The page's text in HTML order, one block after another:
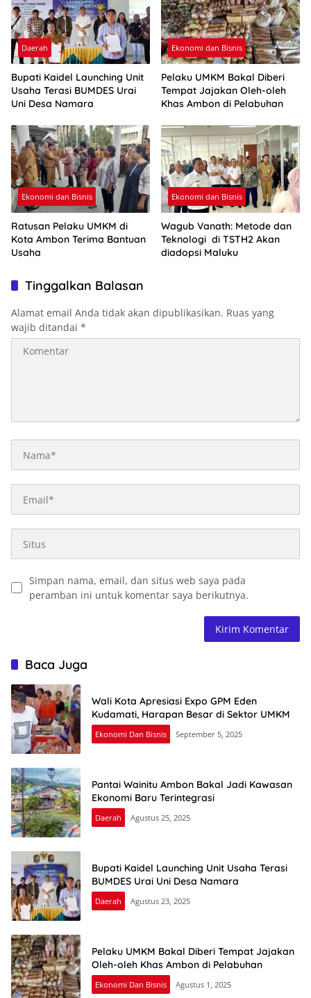
Daerah
Bupati Kaidel Launching Unit
Usaha Terasi BUMDES Urai
Uni Desa Namara
Ekonomi dan Bisnis
Pelaku UMKM Bakal Diberi
Tempat Jajakan Oleh-oleh
Khas Ambon di Pelabuhan
Ekonomi dan Bisnis
Ratusan Pelaku UMKM di
Kota Ambon Terima Bantuan
Usaha
Ekonomi dan Bisnis
Wagub Vanath: Metode dan
Teknologi di TSTH2 Akan
diadopsi Maluku
Tinggalkan Balasan
Alamat email Anda tidak akan dipublikasikan. Ruas yang
wajib ditandai *
Simpan nama, email, dan situs web saya pada
peramban ini untuk komentar saya berikutnya.
Baca Juga
Wali Kota Apresiasi Expo GPM Eden
Kudamati, Harapan Besar di Sektor UMKM
Ekonomi Dan Bisnis September 5, 2025
Pantai Wainitu Ambon Bakal Jadi Kawasan
Ekonomi Baru Terintegrasi
Daerah Agustus 25, 2025
Bupati Kaidel Launching Unit Usaha Terasi
BUMDES Urai Uni Desa Namara
Daerah Agustus 23, 2025
Pelaku UMKM Bakal Diberi Tempat Jajakan
Oleh-oleh Khas Ambon di Pelabuhan
Ekonomi Dan Bisnis Agustus 1, 2025